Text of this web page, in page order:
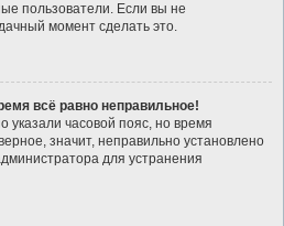
пользователи. Если вы не
момент сделать это.
всё равно неправильное!
указали часовой пояс, но время
значит, неправильно установлено
для устранения